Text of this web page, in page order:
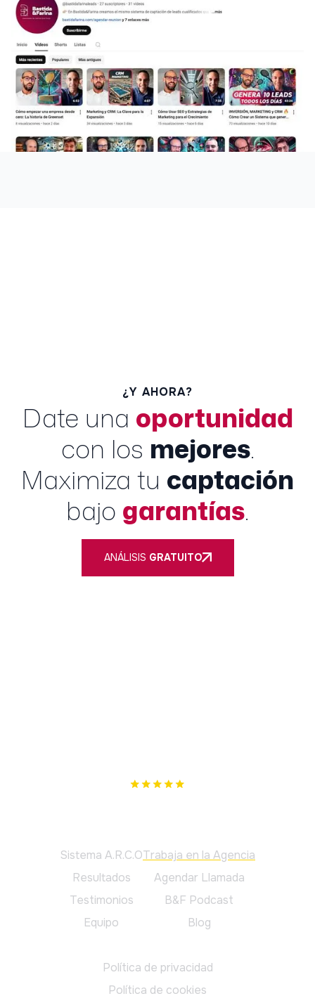
¿Y AHORA?
Date una oportunidad
con los mejores.
Maximiza tu captación
bajo garantías.
ANÁLISIS GRATUITO
Sistema A.R.C.O
Resultados
Testimonios
Equipo
Trabaja en la Agencia
Agendar Llamada
B&F Podcast
Blog
Política de privacidad
Política de cookies